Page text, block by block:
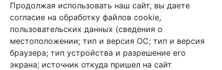
+7 (495) 933-38-08
info@arben-textile.ru- оптовые продажи
Продолжая использовать наш сайт, вы даете
согласие на обработку файлов cookie,
пользовательских данных (сведения о
местоположении; тип и версия ОС; тип и версия
браузера; тип устройства и разрешение его
экрана; источник откуда пришел на сайт